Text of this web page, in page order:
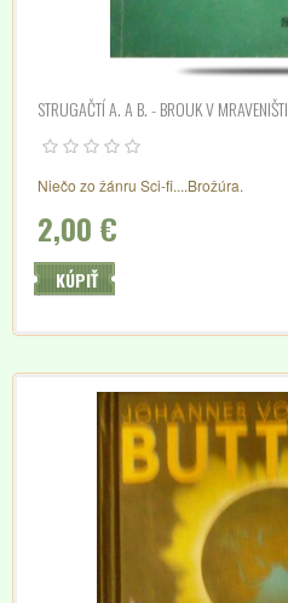
STRUGAČTÍ A. A B. - BROUK V MRAVENIŠTI
Niečo zo žánru Sci-fi....Brožúra.
2,00 €
KÚPIŤ